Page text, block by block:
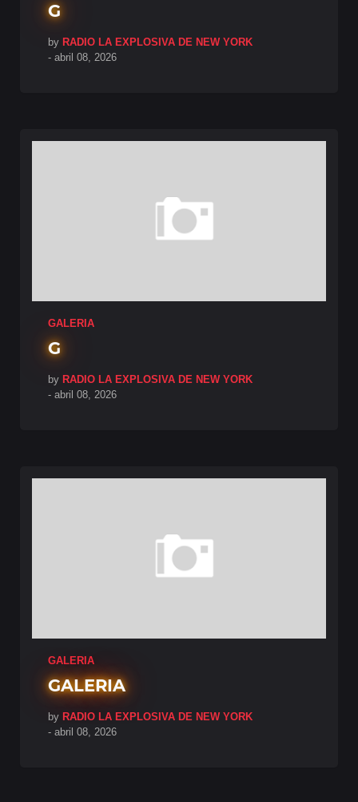
G
by RADIO LA EXPLOSIVA DE NEW YORK
- abril 08, 2026
GALERIA
G
by RADIO LA EXPLOSIVA DE NEW YORK
- abril 08, 2026
GALERIA
GALERIA
by RADIO LA EXPLOSIVA DE NEW YORK
- abril 08, 2026